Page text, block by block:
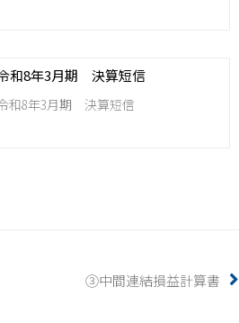
和8年3月期 決算短信
和8年3月期 決算短信
③中間連結損益計算書